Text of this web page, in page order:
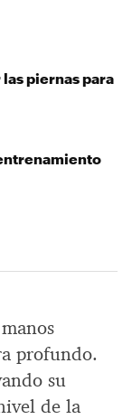
profundo.
su
de la
piernas para